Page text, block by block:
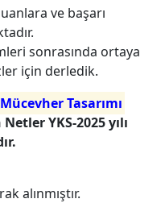
ve başarı
sonrasında ortaya
için derledik.
Tasarımı
YKS-2025 yılı
alınmıştır.